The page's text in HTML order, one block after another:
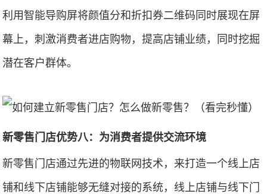
利用智能导购屏将颜值分和折扣券二维码同时展现在屏
幕上，刺激消费者进店购物，提高店铺业绩，同时挖掘
潜在客户群体。
新零售门店优势八：为消费者提供交流环境
新零售门店通过先进的物联网技术，来打造一个线上店
铺和线下店铺能够无缝对接的系统，线上店铺与线下门